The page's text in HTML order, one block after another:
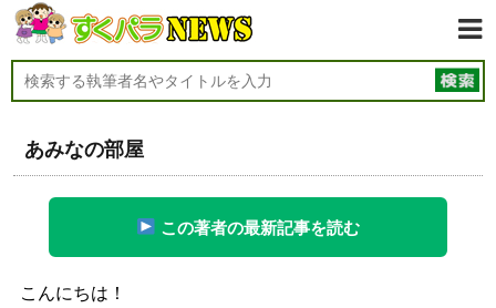
あみなの部屋
この著者の最新記事を読む
こんにちは！